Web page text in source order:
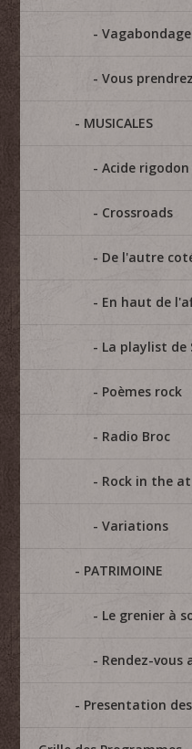
Vous
MUSICALES
Acide rigodon
Crossroads
De l'autre
En haut de
La playlist de
Poèmes rock
Radio Broc
Rock in the
Variations
PATRIMOINE
Le grenier à
Rendez-vous
Presentation